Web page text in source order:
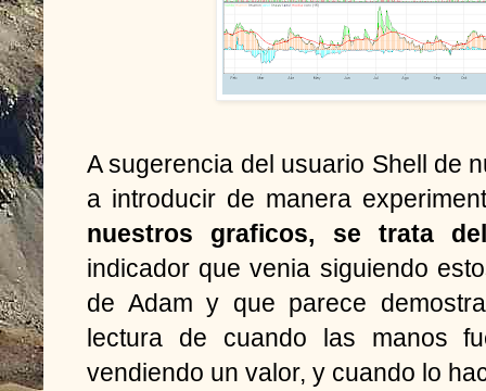
A sugerencia del usuario Shell de
a introducir de manera
nuestros graficos, se trata
indicador que venia siguiendo
de Adam y que parece
lectura de cuando las manos
vendiendo un valor, y cuando lo